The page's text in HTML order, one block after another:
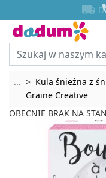


... Rozwiń breadcrumbs
Kula śnieżna z
Graine Creative
OBECNIE BRAK NA